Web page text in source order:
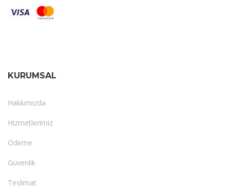
KURUMSAL
Hakkımızda
Hizmetlerimiz
Ödeme
Güvenlik
Teslimat